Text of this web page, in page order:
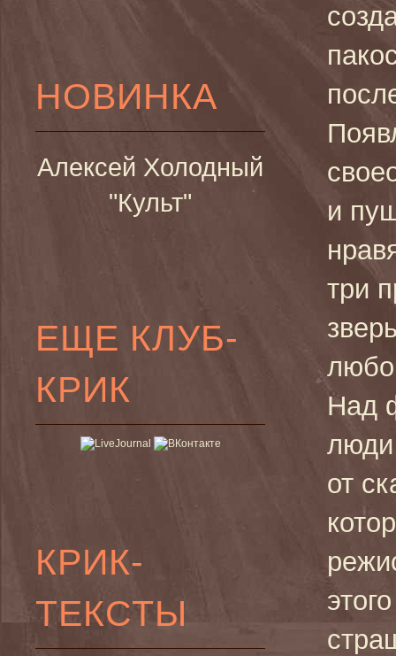
НОВИНКА
Алексей Холодный
"Культ"
ЕЩЕ КЛУБ-
КРИК
КРИК-
ТЕКСТЫ
и
три
Над
люди
от